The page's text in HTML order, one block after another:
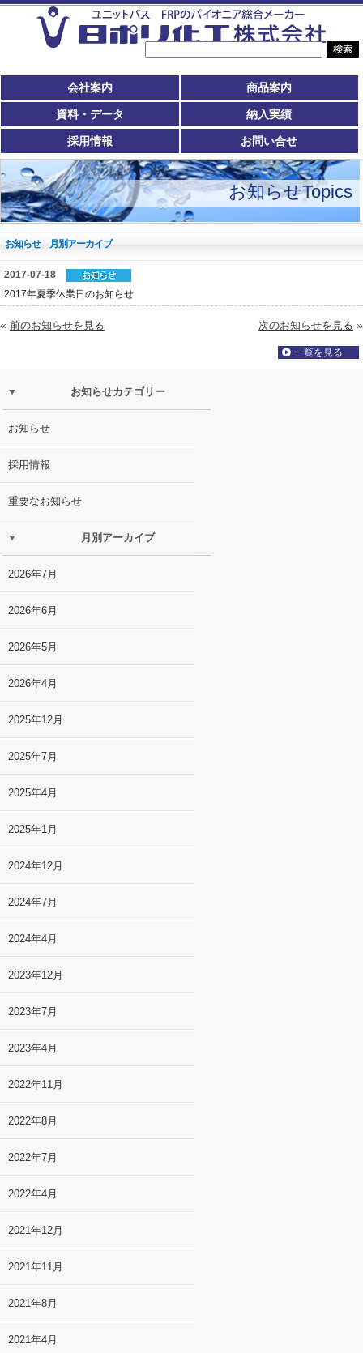
会社案内 商品案内
資料・データ 納入実績
採用情報 お問い合せ
お知らせTopics
お知らせ 月別アーカイブ
2017-07-18
2017年夏季休業日のお知らせ
« 前のお知らせを見る 次のお知らせを見る »
一覧を見る
お知らせカテゴリー
お知らせ
採用情報
重要なお知らせ
月別アーカイブ
2026年7月
2026年6月
2026年5月
2026年4月
2025年12月
2025年7月
2025年4月
2025年1月
2024年12月
2024年7月
2024年4月
2023年12月
2023年7月
2023年4月
2022年11月
2022年8月
2022年7月
2022年4月
2021年12月
2021年11月
2021年8月
2021年4月